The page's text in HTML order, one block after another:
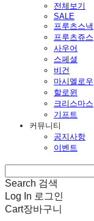
전체보기
SALE
프루츠스낵
프루츠쥬스
사우어
스페셜
비건
마시멜로우
할로윈
크리스마스
기프트
커뮤니티
공지사항
이벤트
Search 검색
Log In 로그인
Cart장바구니